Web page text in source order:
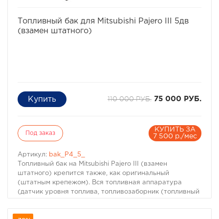
8-495-774-87-05
Топливный бак для Mitsubishi Pajero III 5дв
(взамен штатного)
110 000 РУБ. 75 000 РУБ.
Под заказ
КУПИТЬ ЗА
7 500 р./мес
Артикул: bak_P4_5_
Топливный бак на Mitsubishi Pajero III (взамен
штатного) крепится также, как оригинальный
(штатным крепежом). Вся топливная аппаратура
(датчик уровня топлива, топливозаборник (топливный